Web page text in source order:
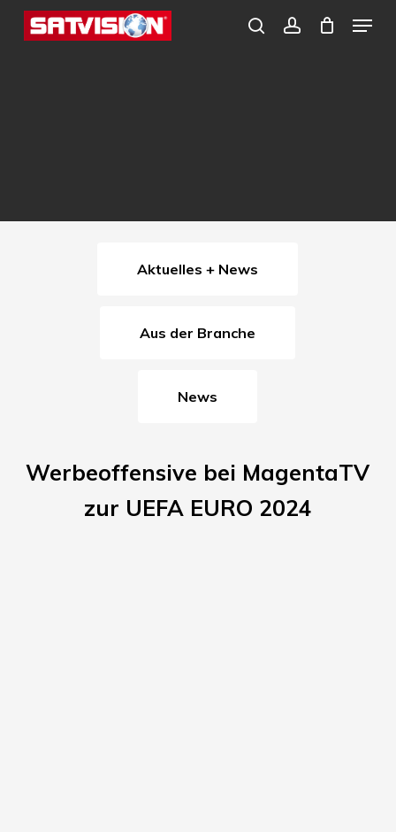
Skip
search
Menu
Aktuelles + News
Aus der Branche
News
Werbeoffensive bei MagentaTV
zur UEFA EURO 2024